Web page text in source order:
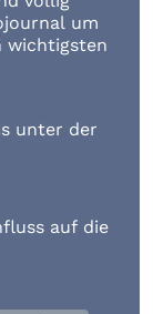
um
wichtigsten
unter der
auf die